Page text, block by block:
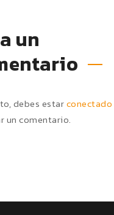
un
debes estarconectado
un comentario.